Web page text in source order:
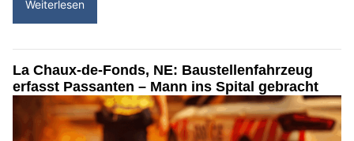
Weiterlesen
La Chaux-de-Fonds, NE: Baustellenfahrzeug
erfasst Passanten – Mann ins Spital gebracht